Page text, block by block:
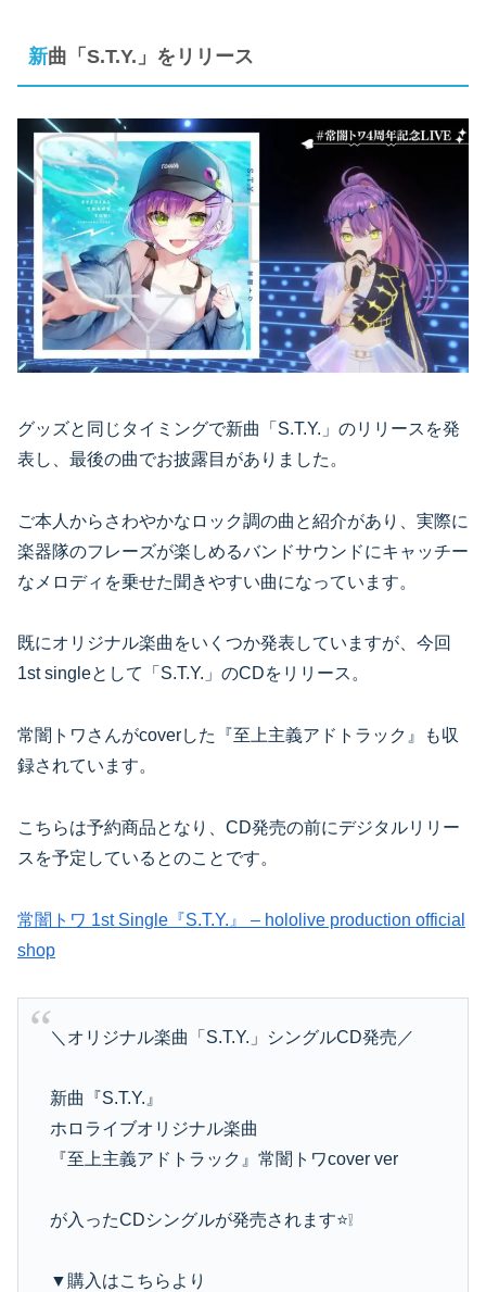
新曲「S.T.Y.」をリリース
グッズと同じタイミングで新曲「S.T.Y.」のリリースを発
表し、最後の曲でお披露目がありました。
ご本人からさわやかなロック調の曲と紹介があり、実際に
楽器隊のフレーズが楽しめるバンドサウンドにキャッチー
なメロディを乗せた聞きやすい曲になっています。
既にオリジナル楽曲をいくつか発表していますが、今回
1st singleとして「S.T.Y.」のCDをリリース。
常闇トワさんがcoverした『至上主義アドトラック』も収
録されています。
こちらは予約商品となり、CD発売の前にデジタルリリー
スを予定しているとのことです。
常闇トワ 1st Single『S.T.Y.』 – hololive production official
shop
＼オリジナル楽曲「S.T.Y.」シングルCD発売／
新曲『S.T.Y.』
ホロライブオリジナル楽曲
『至上主義アドトラック』常闇トワcover ver
が入ったCDシングルが発売されます⭐️❕
▼購入はこちらより